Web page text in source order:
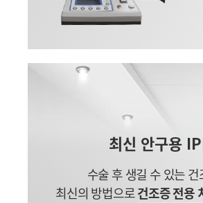
최신 안구용
수술 후 생길 수 있는
최신의 방법으로건조증 전용